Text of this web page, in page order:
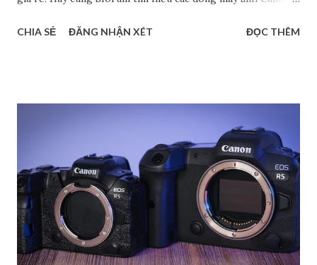
Crop. Chắc chắn rằng, các thông tin này sẽ giúp bạn tìm ra
đặc điểm riêng để phục vụ cho các đối tượng người dùng
khác nhau. Dòng 1 số - Dòng cao cấp dành cho chuyên
nghiệp Đây là loại cao cấp nhất trong các dòng máy ảnh
Canon, chủ yếu dành cho các nhiếp ảnh gia chuyên nghiệp.
Hầu hết các sản phẩm thuộc dòng này đều có thiết kế chắc
chắn, kháng bụi, kháng nước,… nên có độ bền cao. Bên cạnh
đó, máy còn cho ra chất lượng hình ảnh rất cao với cảm biến
CHIA SẺ ĐĂNG NHẬN XÉT ĐỌC THÊM